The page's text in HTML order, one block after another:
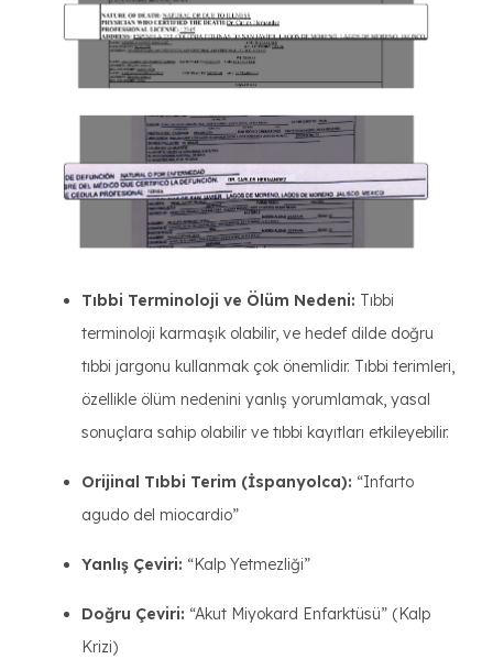
Tıbbi Terminoloji ve Ölüm Nedeni: Tıbbi
terminoloji karmaşık olabilir, ve hedef dilde doğru
tıbbi jargonu kullanmak çok önemlidir. Tıbbi terimleri,
özellikle ölüm nedenini yanlış yorumlamak, yasal
sonuçlara sahip olabilir ve tıbbi kayıtları etkileyebilir.
Orijinal Tıbbi Terim (İspanyolca): “Infarto
agudo del miocardio”
Yanlış Çeviri: “Kalp Yetmezliği”
Doğru Çeviri: “Akut Miyokard Enfarktüsü” (Kalp
Krizi)